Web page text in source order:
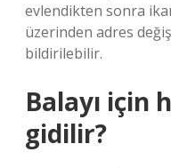
evlendikten sonra
üzerinden adres
bildirilebilir.
Balayı için
gidilir?